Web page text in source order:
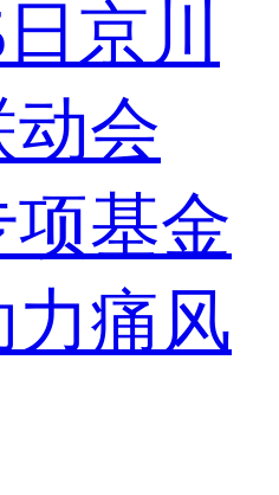
京川
动会
基金
痛风